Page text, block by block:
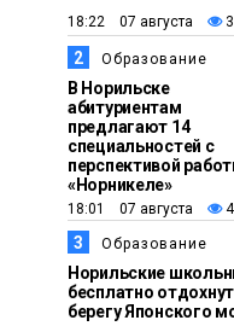
13:59
Новости
13:08
Новости
и
18:22 07 августа
2 Образование
В Норильске
абитуриентам
предлагают 14
специальностей с
перспективой
«Норникеле»
18:01 07 августа
3 Образование
Норильские
бесплатно
берегу Японского